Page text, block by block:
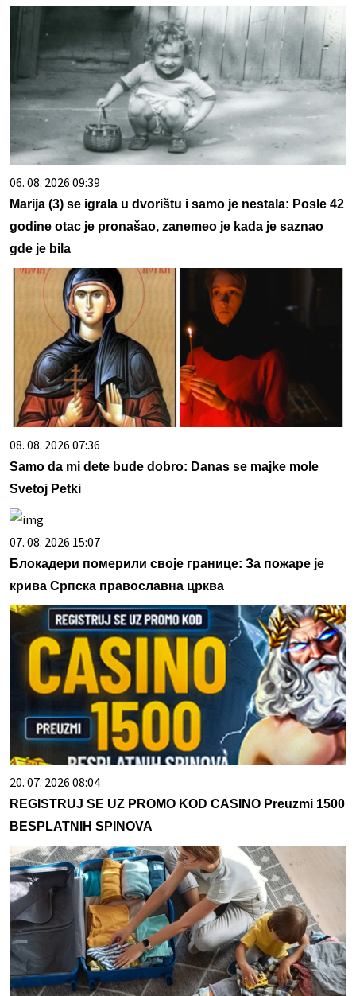
06. 08. 2026 09:39
Marija (3) se igrala u dvorištu i samo je nestala: Posle 42
godine otac je pronašao, zanemeo je kada je saznao
gde je bila
08. 08. 2026 07:36
Samo da mi dete bude dobro: Danas se majke mole
Svetoj Petki
07. 08. 2026 15:07
Блокадери померили своје границе: За пожаре је
крива Српска православна црква
20. 07. 2026 08:04
REGISTRUJ SE UZ PROMO KOD CASINO Preuzmi 1500
BESPLATNIH SPINOVA